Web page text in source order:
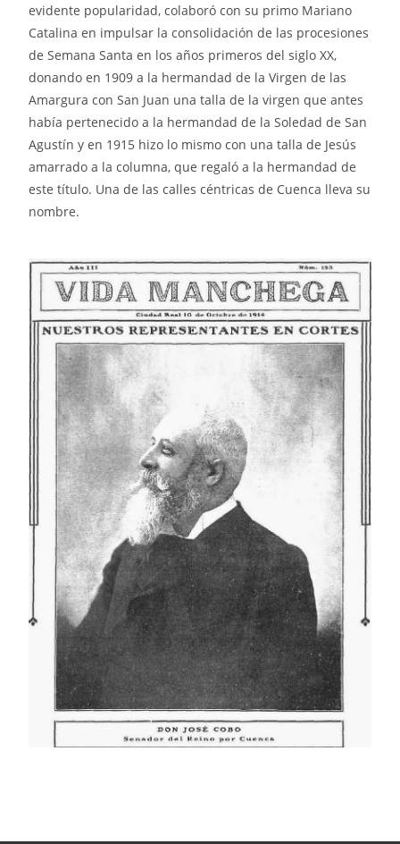
evidente popularidad, colaboró con su primo Mariano
Catalina en impulsar la consolidación de las procesiones
de Semana Santa en los años primeros del siglo XX,
donando en 1909 a la hermandad de la Virgen de las
Amargura con San Juan una talla de la virgen que antes
había pertenecido a la hermandad de la Soledad de San
Agustín y en 1915 hizo lo mismo con una talla de Jesús
amarrado a la columna, que regaló a la hermandad de
este título. Una de las calles céntricas de Cuenca lleva su
nombre.